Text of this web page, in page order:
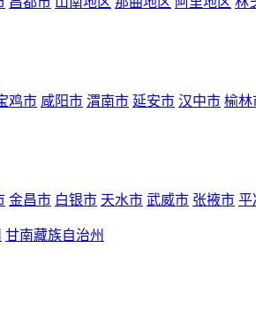
鸡市 咸阳市 渭南市 延安市 汉中市 榆林
金昌市 白银市 天水市 武威市 张掖市 平
甘南藏族自治州